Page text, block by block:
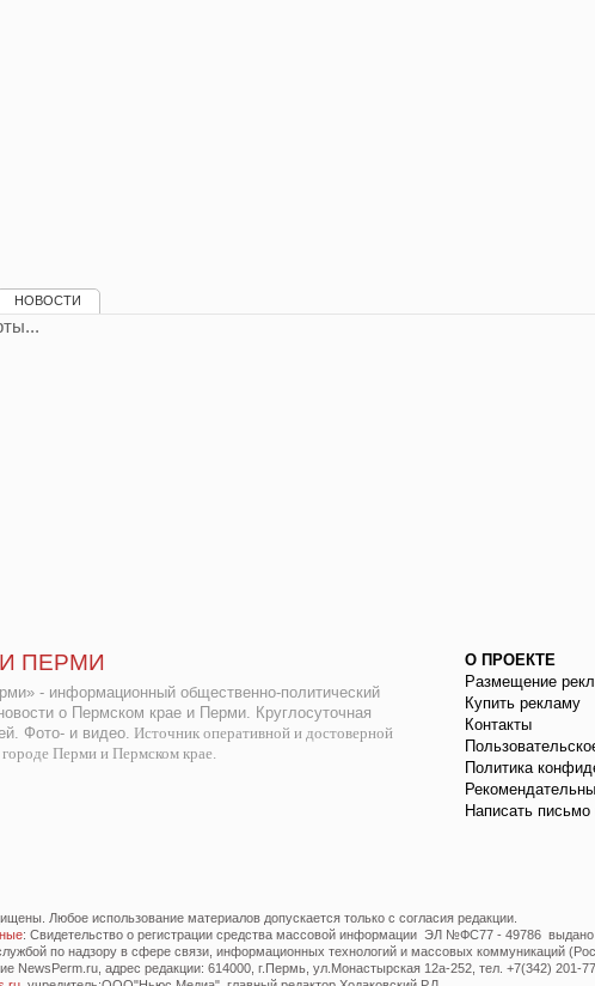
НОВОСТИ
ПЕРМИ
- информационный общественно-политический
о Пермском крае и Перми. Круглосуточная
Фото- и видео. Источник оперативной и достоверной
Перми и Пермском крае.
О ПРОЕКТЕ
Размещение
Купить рекламу
Контакты
Политика
Написать
Любое использование материалов допускается только с согласия редакции.
: Свидетельство о регистрации средства массовой информации ЭЛ №ФС77 - 49786 выдано
по надзору в сфере связи, информационных технологий и массовых коммуникаций
NewsPerm.ru, адрес редакции: 614000, г.Пермь, ул.Монастырская 12а-252, тел. +7(342) 201-